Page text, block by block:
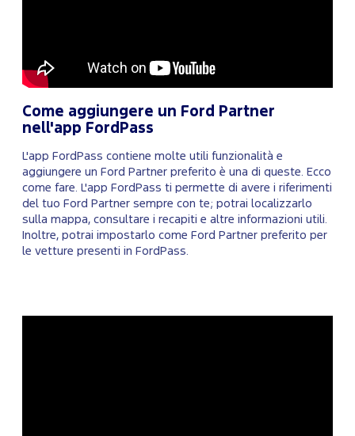
Come aggiungere un Ford Partner
nell'app FordPass
L'app FordPass contiene molte utili funzionalità e
aggiungere un Ford Partner preferito è una di queste. Ecco
come fare. L'app FordPass ti permette di avere i riferimenti
del tuo Ford Partner sempre con te; potrai localizzarlo
sulla mappa, consultare i recapiti e altre informazioni utili.
Inoltre, potrai impostarlo come Ford Partner preferito per
le vetture presenti in FordPass.